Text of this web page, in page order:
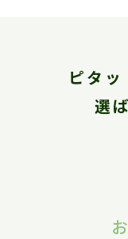
ピタ
選